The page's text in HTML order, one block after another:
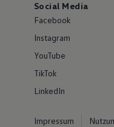
Social Media
Facebook
Instagram
YouTube
TikTok
LinkedIn
Impressum